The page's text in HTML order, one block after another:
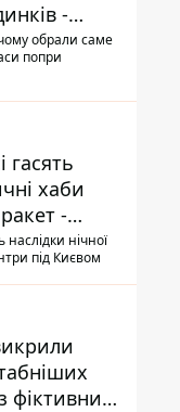
-
обрали саме
попри
гасять
хаби
-
наслідки нічної
під Києвом
фіктивним